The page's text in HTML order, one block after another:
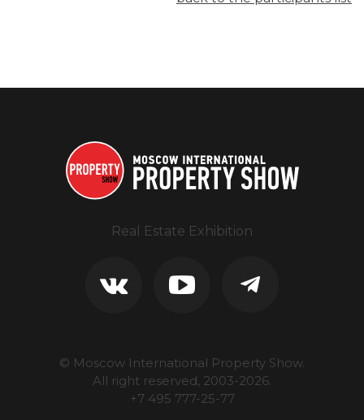
Real Estate Exhibition
© Moscow International Property Show.
All right reserved, 2003-2026.
+7 495 777-25-77